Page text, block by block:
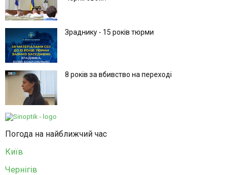
Зраднику - 15 років тюрми
8 років за вбивство на переході
Погода на найближчий час
Київ
Чернігів